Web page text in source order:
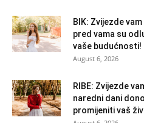
BIK: Zvijezde
pred vama su
vaše budućnosti!
August 6, 2026
RIBE: Zvijezde
naredni dani
promijeniti vaš